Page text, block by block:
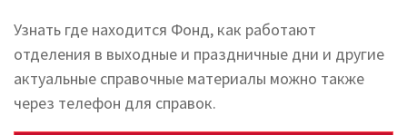
Узнать где находится Фонд, как работают
отделения в выходные и праздничные дни и другие
актуальные справочные материалы можно также
через телефон для справок.